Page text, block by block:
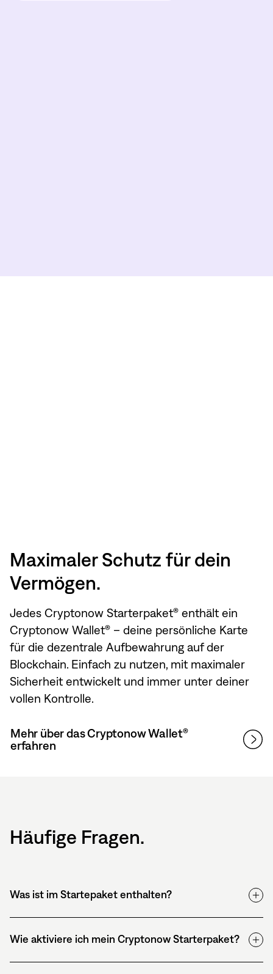
Maximaler Schutz für dein
Vermögen.
Jedes Cryptonow Starterpaket® enthält ein
Cryptonow Wallet® – deine persönliche Karte
für die dezentrale Aufbewahrung auf der
Blockchain. Einfach zu nutzen, mit maximaler
Sicherheit entwickelt und immer unter deiner
vollen Kontrolle.
Mehr über das Cryptonow Wallet®
erfahren
Häufige Fragen.
Was ist im Startepaket enthalten?
Wie aktiviere ich mein Cryptonow Starterpaket?